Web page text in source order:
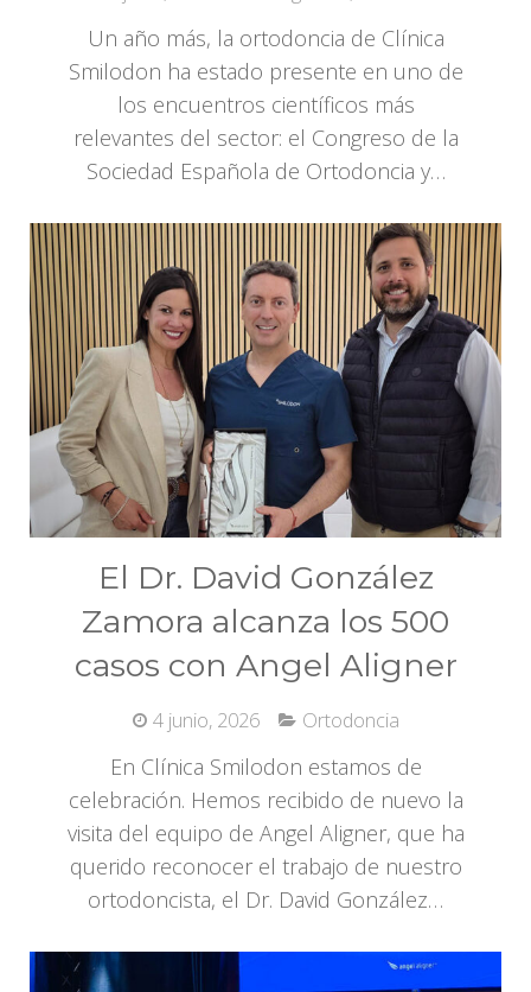
Un año más, la ortodoncia de Clínica
Smilodon ha estado presente en uno de
los encuentros científicos más
relevantes del sector: el Congreso de la
Sociedad Española de Ortodoncia y…
El Dr. David González
Zamora alcanza los 500
casos con Angel Aligner
4 junio, 2026 Ortodoncia
En Clínica Smilodon estamos de
celebración. Hemos recibido de nuevo la
visita del equipo de Angel Aligner, que ha
querido reconocer el trabajo de nuestro
ortodoncista, el Dr. David González…